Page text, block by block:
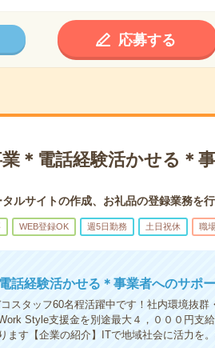
応募する
＊電話経験活かせる＊
ルサイトの作成、お礼品の登録業務を行
WEB登録OK 週5日勤務 土日祝休 職
話経験活かせる＊事業者へのサポ
コスタッフ60名程活躍中です！社内環境抜
Style支援金を別途最大４，０００円支
ます【企業の紹介】ITで地域社会に活力を